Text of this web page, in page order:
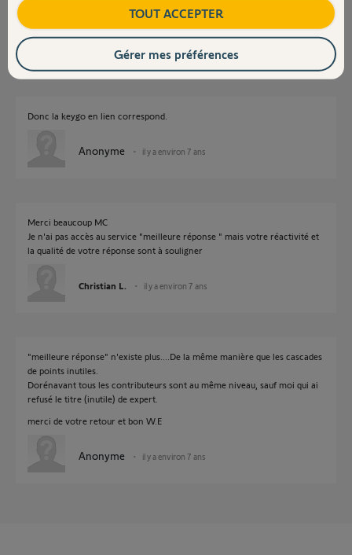
Mon moteur est ELIXO 500 3S RTS
Donc la keygo en lien correspond.
Anonyme il y a environ 7 ans
Merci beaucoup MC
Je n'ai pas accès au service "meilleure réponse " mais votre réactivité et
la qualité de votre réponse sont à souligner
Christian L. il y a environ 7 ans
"meilleure réponse" n'existe plus....De la même manière que les cascades
de points inutiles.
Dorénavant tous les contributeurs sont au même niveau, sauf moi qui ai
refusé le titre (inutile) de expert.
merci de votre retour et bon W.E
Anonyme il y a environ 7 ans
TOUT ACCEPTER
Gérer mes préférences